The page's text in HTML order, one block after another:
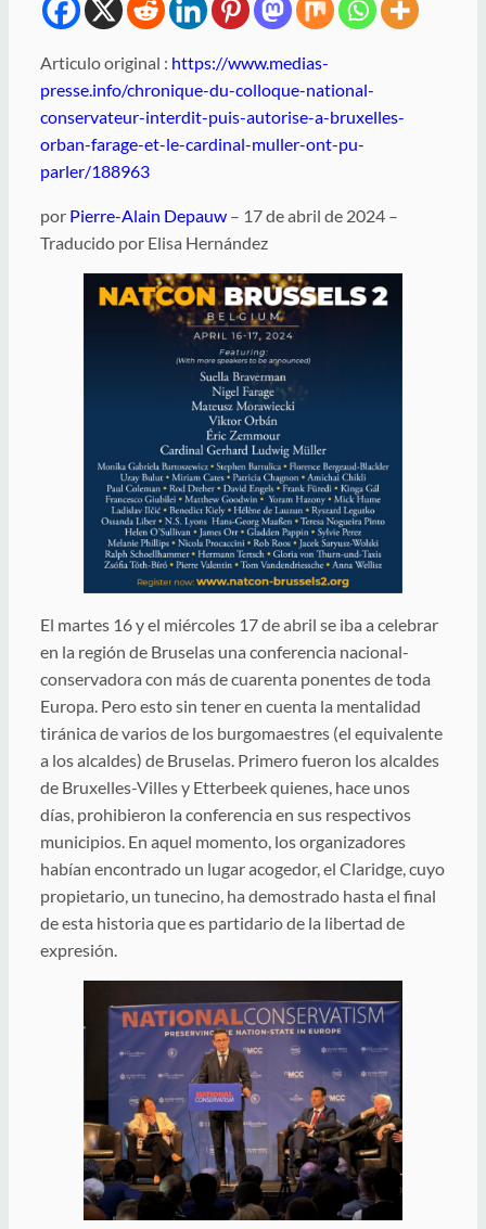
Articulo original : https://www.medias-
presse.info/chronique-du-colloque-national-
conservateur-interdit-puis-autorise-a-bruxelles-
orban-farage-et-le-cardinal-muller-ont-pu-
parler/188963
por Pierre-Alain Depauw– 17 de abril de 2024 –
Traducido por Elisa Hernández
El martes 16 y el miércoles 17 de abril se iba a celebrar
en la región de Bruselas una conferencia nacional-
conservadora con más de cuarenta ponentes de toda
Europa. Pero esto sin tener en cuenta la mentalidad
tiránica de varios de los burgomaestres (el equivalente
a los alcaldes) de Bruselas. Primero fueron los alcaldes
de Bruxelles-Villes y Etterbeek quienes, hace unos
días, prohibieron la conferencia en sus respectivos
municipios. En aquel momento, los organizadores
habían encontrado un lugar acogedor, el Claridge, cuyo
propietario, un tunecino, ha demostrado hasta el final
de esta historia que es partidario de la libertad de
expresión.